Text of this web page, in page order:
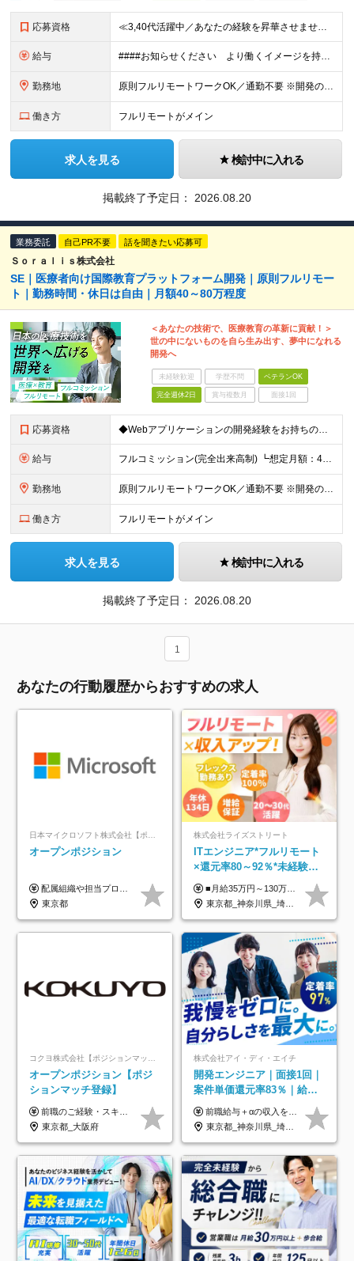
応募資格 ≪3,40代活躍中／あなたの経験を昇華させませんか？≫ ◆Webアプリケーションの開発経験をお持ちの方（年数不問） ◆大卒以上 ◆英語での日常会話ができる方 ★求める人物像 ・指示待ちではなく、0→
給与 ####お知らせください より働くイメージを持てるよう、給与の書き分けは可能でしょうか。 （例） ・開発経験5年の方 年俸●●万円 ・要件定義、詳細設計の経験が5年以上の方 年俸●●万円 など 年
勤務地 原則フルリモートワークOK／通勤不要 ※開発の熱量を共有するため、出社できる範囲にお住まいの方を想定。 ※年2～3回の海外出張あり。 ◆オフィス 東京都港区高輪3丁目25-29 Ave.Takan
働き方 フルリモートがメイン
求人を見る 検討中に入れる
掲載終了予定日： 2026.08.20
業務委託 自己PR不要 話を聞きたい応募可
Ｓｏｒａｌｉｓ株式会社
SE｜医療者向け国際教育プラットフォーム開発｜原則フルリモー
ト｜勤務時間・休日は自由｜月額40～80万程度
＜あなたの技術で、医療教育の革新に貢献！＞
世の中にないものを自ら生み出す、夢中になれる
開発へ
未経験歓迎 学歴不問 ベテランOK
完全週休2日 賞与複数月 面接1回
応募資格 ◆Webアプリケーションの開発経験をお持ちの方（年数不問） ◆大卒以上 ◆英語での日常会話ができる方
給与 フルコミッション(完全出来高制) ┗想定月額：40万円～80万円 ┗稼働日数や時間は全て自由。自分のペースで働けます。 【収益モデル】 月20〜40時間稼働：月額15〜30万円 ※試用期間はありませ
勤務地 原則フルリモートワークOK／通勤不要 ※開発の熱量を共有するため、出社できる範囲にお住まいの方を想定。 ◆オフィス 東京都港区高輪3丁目25-29 Ave.Takanawa 5階エキスパートオフィス
働き方 フルリモートがメイン
求人を見る 検討中に入れる
掲載終了予定日： 2026.08.20
1
あなたの行動履歴からおすすめの求人
日本マイクロソフト株式会社【ポジションマッチ登録】
オープンポジション
配属組織や担当プロジェクトにより異なります。 ▼参考情報 ----------------------- 年俸650万～（1/12を月々支給） ※経験、能力を考慮の上、当社規定により優遇いたします。 ※時間外、休日出勤、深夜手当に対する賃金も基本年俸に含みます。
東京都
株式会社ライズストリート
ITエンジニア*フルリモート
×還元率80～92％*未経験歓
迎*年休134日*月給35万～*
定着率100%
■月給35万円～130万円＋賞与年2回＋各種手当 ※システムエンジニアの経験をお持ちの方は月給41万円以上＋賞与年2回（108万円～）＋手当 ■単価（年収）アップのチャンスは最大年12回 ※残業代は1分単位で100％全額支給。サービス残業などは一切ありません ※試用期間6ヵ月（試用期間中の待遇・給与に差はありません）
東京都_神奈川県_埼玉県_千葉県_大阪府_愛知県_北海道_青森県_岩手県_宮城県_秋田県_山形県_福島県_茨城県_栃木県_群馬県_新潟県_山梨県_長野県_富山県_石川県_福井県_静岡県_岐阜県_三重県_兵庫県_京都府_滋賀県_奈良県_和歌山県_広島県_岡山県_鳥取県_島根県_山口県_徳島県_香川県_愛媛県_高知県_福岡県_熊本県_佐賀県_長崎県_大分県_宮崎県_鹿児島県_沖縄県
コクヨ株式会社【ポジションマッチ登録】
オープンポジション【ポジ
ションマッチ登録】
前職のご経験・スキル等を考慮して決定します。
東京都_大阪府
株式会社アイ・ディ・エイチ
開発エンジニア｜面接1回｜
案件単価還元率83％｜給与
UP保証｜年休140日｜在宅
利用率9割｜独立支援・副業
制度
前職給与＋αの収入を保証 月給42万円～120万円＋各種手当＋賞与 給与基準が明確かつ高還元です。 一人ひとりが安定した環境のもと、長く活躍できる職場を目指しています。 ※平均年収650万円 ・還元率83％ ・各種手当について 職能手当／職務手当／資格手当／営業手当 など ※前職での経験・能力、給与などを考慮の上、当社規定により優遇いたします ※試用期間あり（3ヶ月／期間中の条件に変動はありません） ※上記金額には固定残業代（78,948円～225,564円/月30時間分）を含みます 超過分は別途全額支給いたします ・年収UPを保証 過去には転職時に〈年収200万円UP〉したエンジニアも在籍しています。入社時だけでなく、入社後も安心の給与水準で働ける環境です。キャリアや技術力が正当に評価されていないと感じていたら、一度面接でお話ししましょう！ 当社では管理職の人数は最低限にし、無駄な管理をしません。その費用削減分を社員の給与に還元しています！
東京都_神奈川県_埼玉県_千葉県_大阪府_愛知県_北海道_青森県_岩手県_宮城県_秋田県_山形県_福島県_茨城県_栃木県_群馬県_新潟県_山梨県_長野県_富山県_石川県_福井県_静岡県_岐阜県_三重県_兵庫県_京都府_滋賀県_奈良県_和歌山県_広島県_岡山県_鳥取県_島根県_山口県_徳島県_香川県_愛媛県_高知県_福岡県_熊本県_佐賀県_長崎県_大分県_宮崎県_鹿児島県_沖縄県